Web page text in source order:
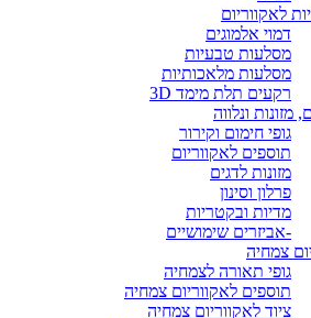
לאקווריום
דמוי אלמוגים
מסלעות טבעיות
מסלעות מלאכותיות
רקעים תלת מימד 3D
מזונות ונלווה
גופי חימום וקירור
תוספים לאקווריום
מזונות לדגים
פרלון וסינון
מדיות ובקטריות
-אביזרים שימושיים
צמחיה
גופי תאורה לצמחיה
תוספים לאקווריום צמחיה
ציוד לאקווריום צמחיה